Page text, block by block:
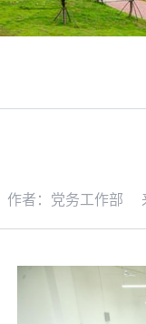
作者：党务工作部